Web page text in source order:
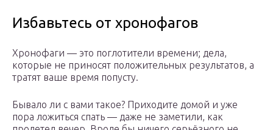
Избавьтесь от хронофагов
Хронофаги — это поглотители времени; дела,
которые не приносят положительных результатов, а
тратят ваше время попусту.
Бывало ли с вами такое? Приходите домой и уже
пора ложиться спать — даже не заметили, как